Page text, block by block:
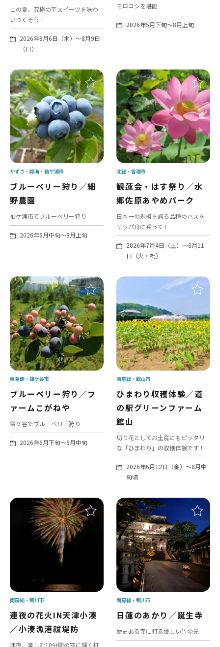
この夏、究極の芋スイーツを味わ
いつくそう！
2026年8月6日（木）～8月9日
（日）
モロコシを堪能
2026年5月下旬～8月上旬
ブルーベリー狩り／細
野農園
袖ケ浦市でブルーベリー狩り
2026年6月中旬～8月上旬
かずさ・臨海 袖ケ浦市
観蓮会・はす祭り／水
郷佐原あやめパーク
日本一の規模を誇る品種のハスを
サッパ舟に乗って！
2026年7月4日（土）～8月11
日（火・祝）
北総 香取市
ブルーベリー狩り／フ
ァームこがねや
鎌ケ谷でブルーベリー狩り
2026年6月下旬～8月中旬
東葛飾 鎌ケ谷市
ひまわり収穫体験／道
の駅グリーンファーム
館山
切り花としてお土産にもピッタリ
な「ひまわり」の収穫体験です！
2026年6月12日（金）～8月中
旬頃
南房総 館山市
連夜の花火IN天津小湊
／小湊漁港祓堤防
連夜、楽しむ10分間の空に輝く打
南房総 鴨川市
日蓮のあかり／誕生寺
歴史ある寺に灯る優しい竹の光
南房総 鴨川市